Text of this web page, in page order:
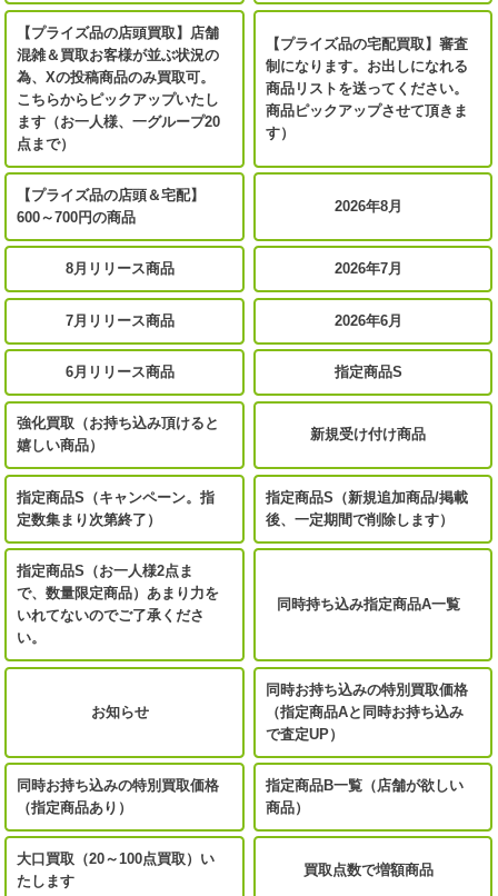
【プライズ品の店頭買取】店舗
混雑＆買取お客様が並ぶ状況の
為、Xの投稿商品のみ買取可。
こちらからピックアップいたし
ます（お一人様、一グループ20
点まで）
【プライズ品の宅配買取】審査
制になります。お出しになれる
商品リストを送ってください。
商品ピックアップさせて頂きま
す）
【プライズ品の店頭＆宅配】
600～700円の商品
2026年8月
8月リリース商品 2026年7月
7月リリース商品 2026年6月
6月リリース商品 指定商品S
強化買取（お持ち込み頂けると
嬉しい商品）
新規受け付け商品
指定商品S（キャンペーン。指
定数集まり次第終了）
指定商品S（新規追加商品/掲載
後、一定期間で削除します）
指定商品S（お一人様2点ま
で、数量限定商品）あまり力を
いれてないのでご了承くださ
い。
同時持ち込み指定商品A一覧
お知らせ
同時お持ち込みの特別買取価格
（指定商品Aと同時お持ち込み
で査定UP）
同時お持ち込みの特別買取価格
（指定商品あり）
指定商品B一覧（店舗が欲しい
商品）
大口買取（20～100点買取）い
たします
買取点数で増額商品